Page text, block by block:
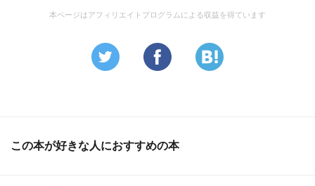
本ページはアフィリエイトプログラムによる収益を得ています
この本が好きな人におすすめの本